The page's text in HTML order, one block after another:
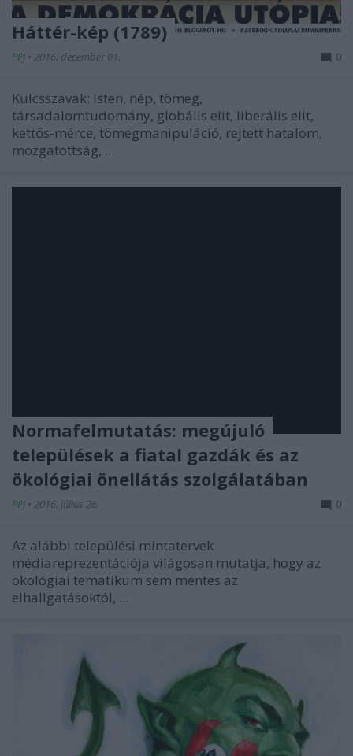
Háttér-kép (1789)
PPJ • 2016. december 01. 0
Kulcsszavak: Isten, nép, tömeg,
társadalomtudomány, globális elit, liberális elit,
kettős-mérce, tömegmanipuláció, rejtett hatalom,
mozgatottság, ...
Normafelmutatás: megújuló
települések a fiatal gazdák és az
ökológiai önellátás szolgálatában
PPJ • 2016. július 26. 0
Az alábbi települési mintatervek
médiareprezentációja világosan mutatja, hogy az
ökológiai tematikum sem mentes az
elhallgatásoktól, ...